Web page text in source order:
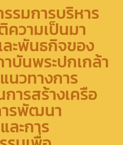
รมการบริหาร
ความเป็นมา
ะพันธกิจของ
บันพระปกเกล้า
นวทางการ
ารสร้างเครือ
ารพัฒนา
ะการ